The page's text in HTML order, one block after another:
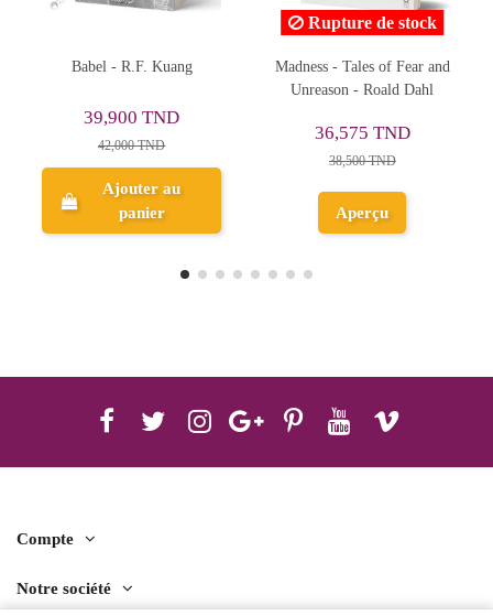
Madness - Tales of Fear and
Aperçu
Rupture de stock
The Trial - Franz Kafka
29,260 TND
30,800 TND
Aperçu
Compte
Notre société